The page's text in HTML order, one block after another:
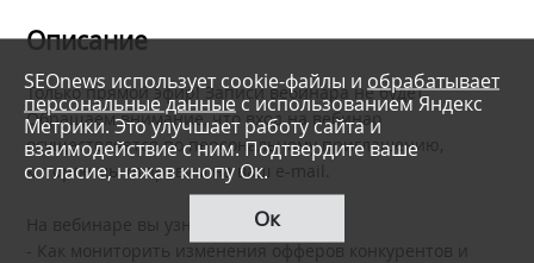
Описание
Только прямой эфир! Записи вебинара не будет.
Обращаем внимание, что вход на вебинар
осуществляется по персональному приглашению,
которое мы отправим на ваш e-mail.
На вебинаре вы узнаете:
- Как мониторить изменения офферов конкурентов и
SEOnews использует cookie-файлы и обрабатывает
персональные данные с использованием Яндекс
Метрики. Это улучшает работу сайта и
взаимодействие с ним. Подтвердите ваше
согласие, нажав кнопу Ок.
Ок